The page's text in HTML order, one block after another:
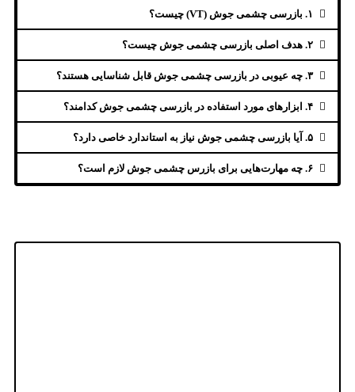
۱. بازرسی چشمی جوش (VT) چیست؟
۲. هدف اصلی بازرسی چشمی جوش چیست؟
۳. چه عیوبی در بازرسی چشمی جوش قابل شناسایی هستند؟
۴. ابزارهای مورد استفاده در بازرسی چشمی جوش کدامند؟
۵. آیا بازرسی چشمی جوش نیاز به استاندارد خاصی دارد؟
۶. چه مهارت‌هایی برای بازرس چشمی جوش لازم است؟